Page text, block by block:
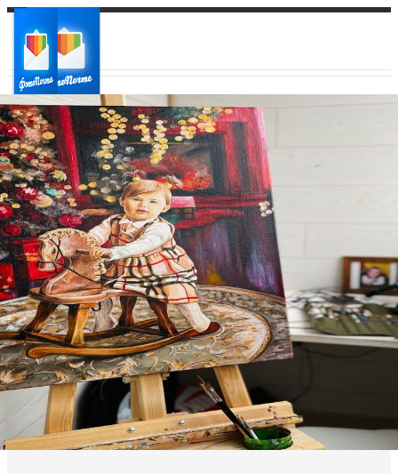
Ваш город:
Ваш регион доставки
Выберите из списка: